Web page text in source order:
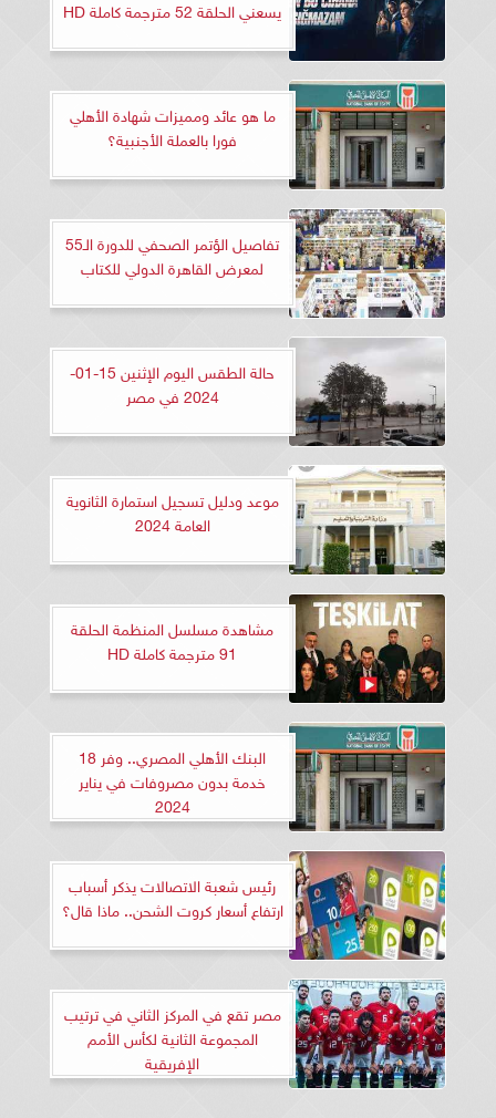
يسعني الحلقة 52 مترجمة كاملة HD
ما هو عائد ومميزات شهادة الأهلي
فورا بالعملة الأجنبية؟
تفاصيل الؤتمر الصحفي للدورة الـ55
لمعرض القاهرة الدولي للكتاب
حالة الطقس اليوم الإثنين 15-01-
2024 في مصر
موعد ودليل تسجيل استمارة الثانوية
العامة 2024
مشاهدة مسلسل المنظمة الحلقة
91 مترجمة كاملة HD
البنك الأهلي المصري.. وفر 18
خدمة بدون مصروفات في يناير
2024
رئيس شعبة الاتصالات يذكر أسباب
ارتفاع أسعار كروت الشحن.. ماذا قال؟
مصر تقع في المركز الثاني في ترتيب
المجموعة الثانية لكأس الأمم
الإفريقية